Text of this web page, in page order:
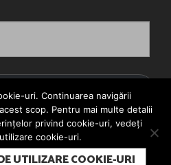
TE
ȘARJE. TOATE DREPTURILE
ESTE UN PROIECT MESTER
SUBSCRIBE
uri. Continuarea navigării
scop. Pentru mai multe detalii
privind cookie-uri, vedeți
cookie-uri.
UTILIZARE COOKIE-URI